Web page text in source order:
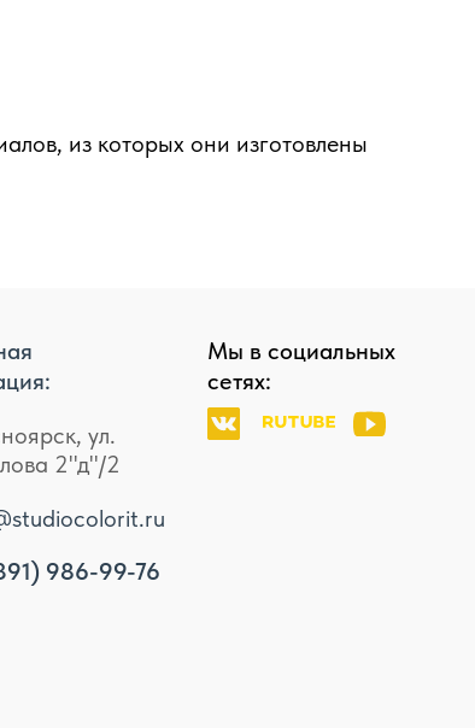
из которых они изготовлены
ул.
2"д"/2
986-99-76
Мы в социальных
сетях: